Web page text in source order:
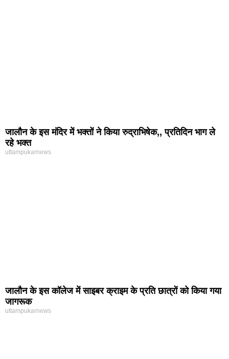
जालौन के इस मंदिर में भक्तों ने किया रुद्राभिषेक,, प्रतिदिन भाग ले
रहे भक्त
uttampukarnews
जालौन के इस कॉलेज में साइबर क्राइम के प्रति छात्रों को किया गया
जागरूक
uttampukarnews